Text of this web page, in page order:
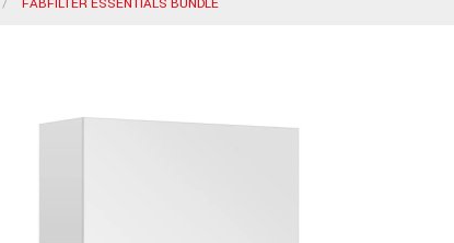
FABFILTER ESSENTIALS BUNDLE